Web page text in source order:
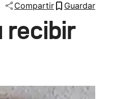
Lo último
Compartir Guardar
recibir